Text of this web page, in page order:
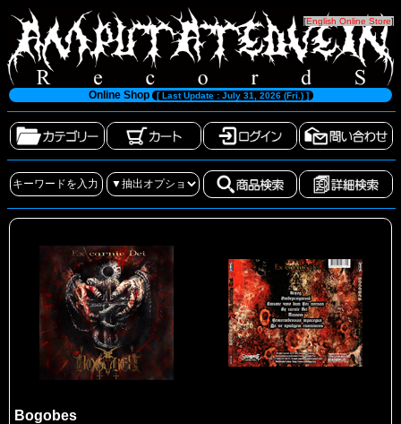
[English Online Store]
Online Shop [ Last Update : July 31, 2026 (Fri.) ]
Bogobes